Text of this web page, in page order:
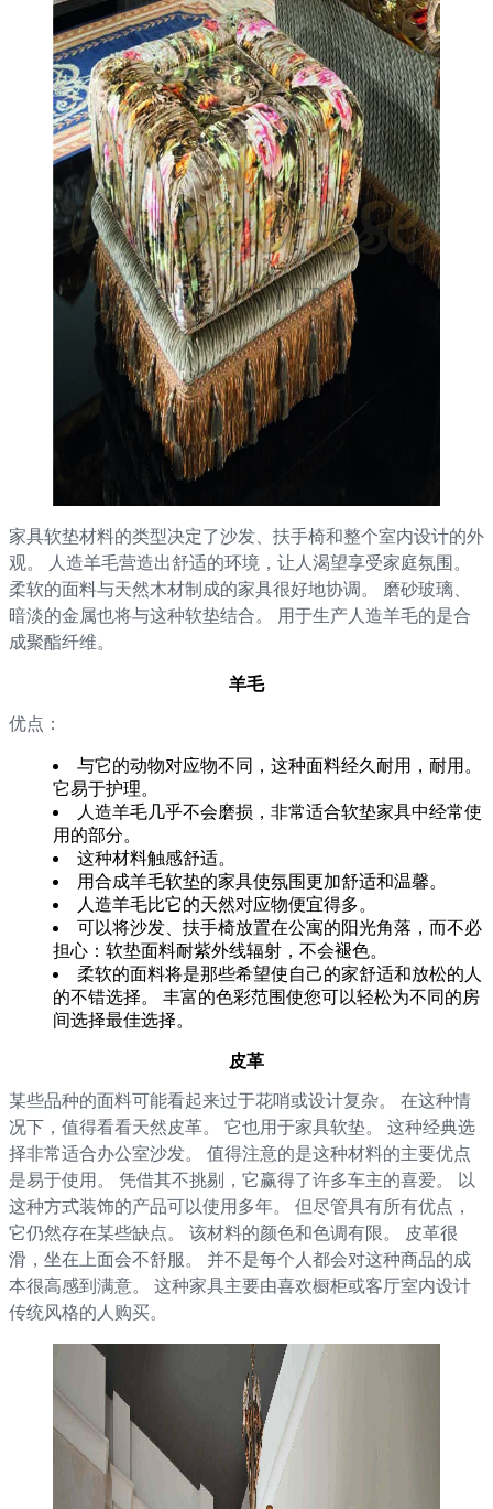
家具软垫材料的类型决定了沙发、扶手椅和整个室内设计的外
观。 人造羊毛营造出舒适的环境，让人渴望享受家庭氛围。
柔软的面料与天然木材制成的家具很好地协调。 磨砂玻璃、
暗淡的金属也将与这种软垫结合。 用于生产人造羊毛的是合
成聚酯纤维。
羊毛
优点：
与它的动物对应物不同，这种面料经久耐用，耐用。
它易于护理。
人造羊毛几乎不会磨损，非常适合软垫家具中经常使
用的部分。
这种材料触感舒适。
用合成羊毛软垫的家具使氛围更加舒适和温馨。
人造羊毛比它的天然对应物便宜得多。
可以将沙发、扶手椅放置在公寓的阳光角落，而不必
担心：软垫面料耐紫外线辐射，不会褪色。
柔软的面料将是那些希望使自己的家舒适和放松的人
的不错选择。 丰富的色彩范围使您可以轻松为不同的房
间选择最佳选择。
皮革
某些品种的面料可能看起来过于花哨或设计复杂。 在这种情
况下，值得看看天然皮革。 它也用于家具软垫。 这种经典选
择非常适合办公室沙发。 值得注意的是这种材料的主要优点
是易于使用。 凭借其不挑剔，它赢得了许多车主的喜爱。 以
这种方式装饰的产品可以使用多年。 但尽管具有所有优点，
它仍然存在某些缺点。 该材料的颜色和色调有限。 皮革很
滑，坐在上面会不舒服。 并不是每个人都会对这种商品的成
本很高感到满意。 这种家具主要由喜欢橱柜或客厅室内设计
传统风格的人购买。